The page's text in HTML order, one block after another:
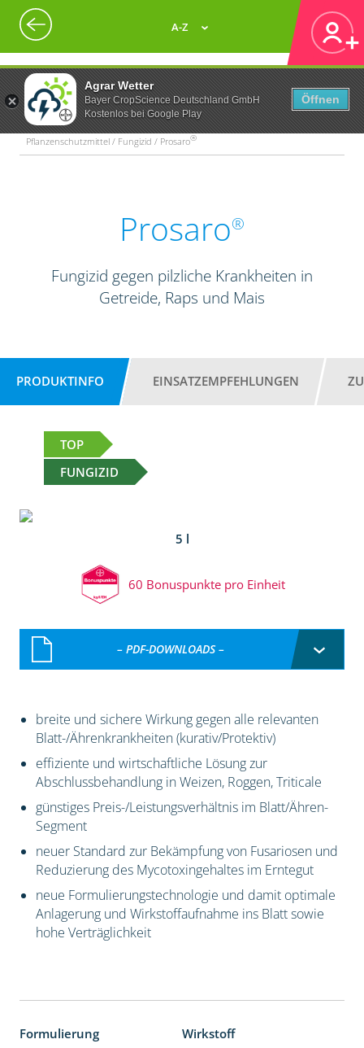
Agrar Wetter
Bayer CropScience Deutschland GmbH
Kostenlos bei Google Play
Öffnen
A-Z
Pflanzenschutzmittel / Fungizid / Prosaro®
Prosaro®
Fungizid gegen pilzliche Krankheiten in
Getreide, Raps und Mais
PRODUKTINFO EINSATZEMPFEHLUNGEN
TOP
FUNGIZID
5 l
60 Bonuspunkte pro Einheit
– PDF-DOWNLOADS –
breite und sichere Wirkung gegen alle relevanten
Blatt-/Ährenkrankheiten (kurativ/Protektiv)
effiziente und wirtschaftliche Lösung zur
Abschlussbehandlung in Weizen, Roggen, Triticale
günstiges Preis-/Leistungsverhältnis im Blatt/Ähren-
Segment
neuer Standard zur Bekämpfung von Fusariosen und
Reduzierung des Mycotoxingehaltes im Erntegut
neue Formulierungstechnologie und damit optimale
Anlagerung und Wirkstoffaufnahme ins Blatt sowie
hohe Verträglichkeit
Formulierung Wirkstoff